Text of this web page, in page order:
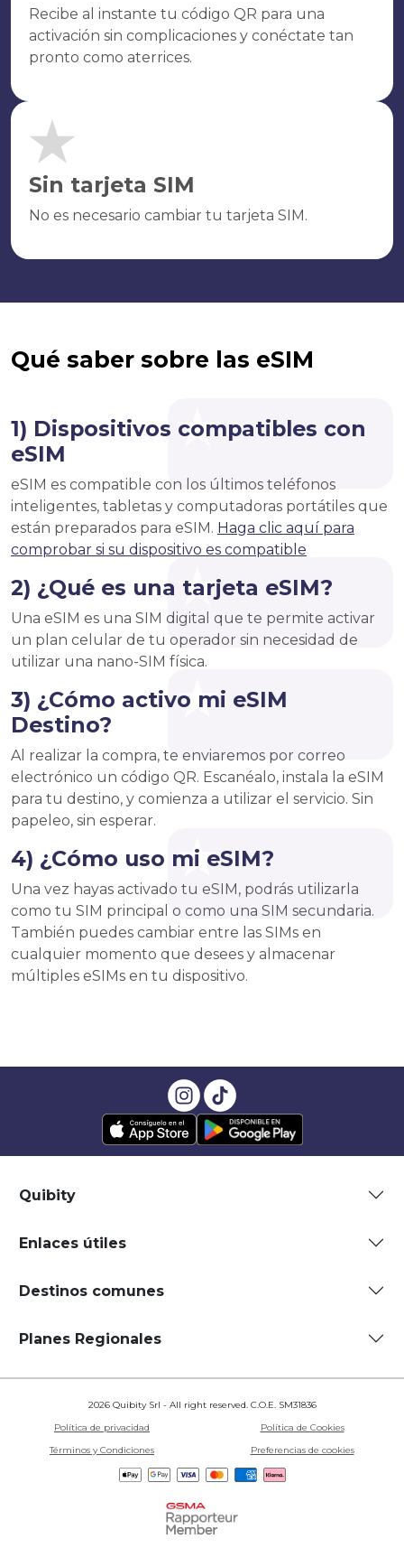
Recibe al instante tu código QR para una
activación sin complicaciones y conéctate tan
pronto como aterrices.
Sin tarjeta SIM
No es necesario cambiar tu tarjeta SIM.
Qué saber sobre las eSIM
1) Dispositivos compatibles con
eSIM
eSIM es compatible con los últimos teléfonos
inteligentes, tabletas y computadoras portátiles que
están preparados para eSIM. Haga clic aquí para
comprobar si su dispositivo es compatible
2) ¿Qué es una tarjeta eSIM?
Una eSIM es una SIM digital que te permite activar
un plan celular de tu operador sin necesidad de
utilizar una nano-SIM física.
3) ¿Cómo activo mi eSIM
Destino?
Al realizar la compra, te enviaremos por correo
electrónico un código QR. Escanéalo, instala la eSIM
para tu destino, y comienza a utilizar el servicio. Sin
papeleo, sin esperar.
4) ¿Cómo uso mi eSIM?
Una vez hayas activado tu eSIM, podrás utilizarla
como tu SIM principal o como una SIM secundaria.
También puedes cambiar entre las SIMs en
cualquier momento que desees y almacenar
múltiples eSIMs en tu dispositivo.
Quibity
Enlaces útiles
Destinos comunes
Planes Regionales
2026 Quibity Srl - All right reserved. C.O.E. SM31836
Política de privacidad
Política de Cookies
Términos y Condiciones
Preferencias de cookies